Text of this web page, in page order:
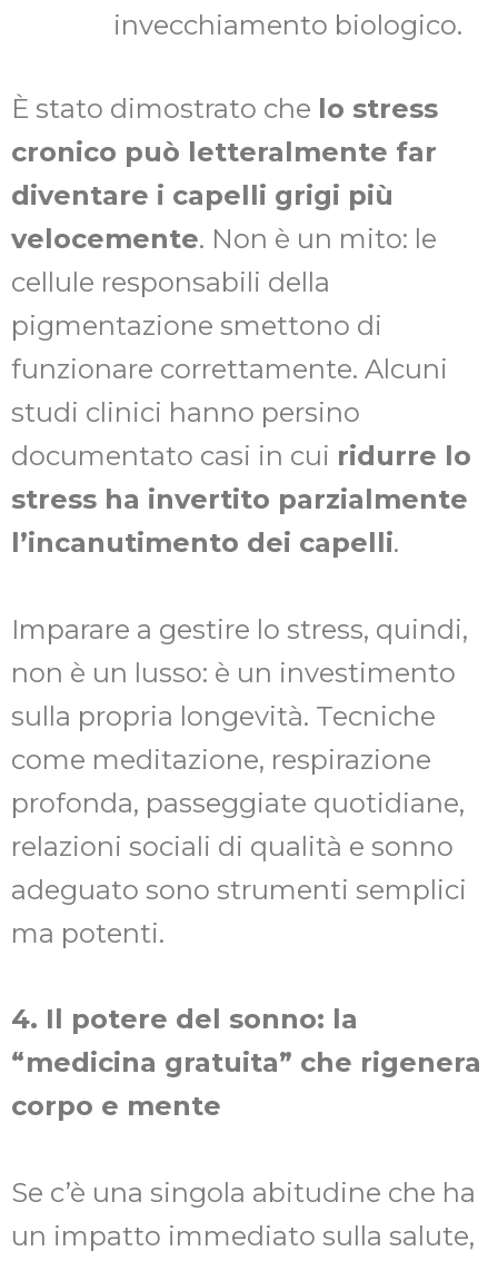
invecchiamento biologico.
È stato dimostrato che lo stress
cronico può letteralmente far
diventare i capelli grigi più
velocemente. Non è un mito: le
cellule responsabili della
pigmentazione smettono di
funzionare correttamente. Alcuni
studi clinici hanno persino
documentato casi in cui ridurre lo
stress ha invertito parzialmente
l’incanutimento dei capelli.
Imparare a gestire lo stress, quindi,
non è un lusso: è un investimento
sulla propria longevità. Tecniche
come meditazione, respirazione
profonda, passeggiate quotidiane,
relazioni sociali di qualità e sonno
adeguato sono strumenti semplici
ma potenti.
4. Il potere del sonno: la
“medicina gratuita” che rigenera
corpo e mente
Se c’è una singola abitudine che ha
un impatto immediato sulla salute,